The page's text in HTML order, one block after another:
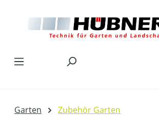
Garten Zubehör Garten